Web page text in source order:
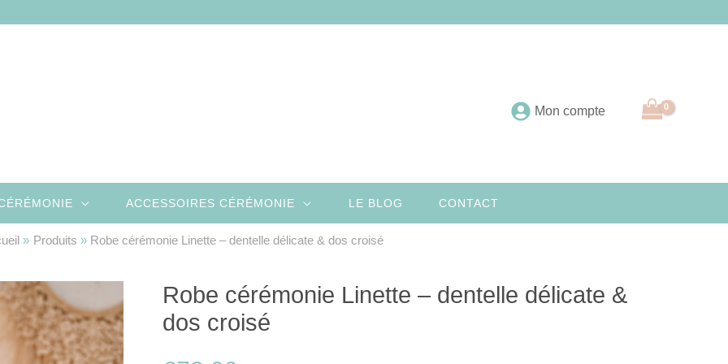
Mon compte
ACCESSOIRES CÉRÉMONIE LE BLOG CONTACT
Produits Robe cérémonie Linette – dentelle délicate & dos croisé
Robe cérémonie Linette – dentelle délicate &
dos croisé